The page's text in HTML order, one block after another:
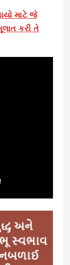
માટે જે
કરી તે